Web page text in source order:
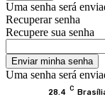
Uma senha será
Recuperar senha
Recupere sua senha
Uma senha será
28.4 C